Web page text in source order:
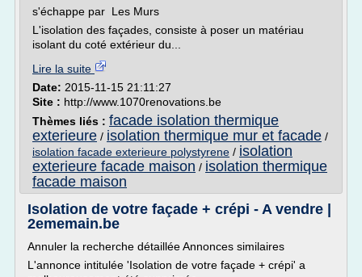
s'échappe par Les Murs
L'isolation des façades, consiste à poser un matériau
isolant du coté extérieur du...
Lire la suite
Date: 2015-11-15 21:11:27
Site : http://www.1070renovations.be
Thèmes liés : facade isolation thermique
exterieure / isolation thermique mur et facade /
isolation facade exterieure polystyrene / isolation
exterieure facade maison / isolation thermique
facade maison
Isolation de votre façade + crépi - A vendre |
2ememain.be
Annuler la recherche détaillée Annonces similaires
L'annonce intitulée 'Isolation de votre façade + crépi' a